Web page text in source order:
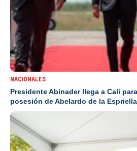
NACIONALES
Presidente Abinader llega a Cali
posesión de Abelardo de la Espriella